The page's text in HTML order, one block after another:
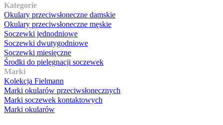
Kategorie
Okulary przeciwsłoneczne damskie
Okulary przeciwsłoneczne męskie
Soczewki jednodniowe
Soczewki dwutygodniowe
Soczewki miesięczne
Środki do pielęgnacji soczewek
Marki
Kolekcja Fielmann
Marki okularów przeciwsłonecznych
Marki soczewek kontaktowych
Marki okularów